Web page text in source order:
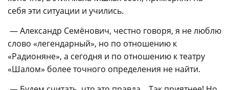
себя эти ситуации и учились.
— Александр Семёнович, честно говоря, я не люблю
слово «легендарный», но по отношению к
«Радионяне», а сегодня и по отношению к театру
«Шалом» более точного определения не найти.